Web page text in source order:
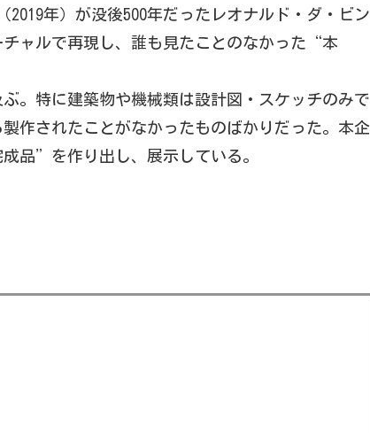
2019年）が没後500年だったレオナルド・ダ・ビン
ャルで再現し、誰も見たことのなかった“本
。特に建築物や機械類は設計図・スケッチのみで
作されたことがなかったものばかりだった。本企
品”を作り出し、展示している。